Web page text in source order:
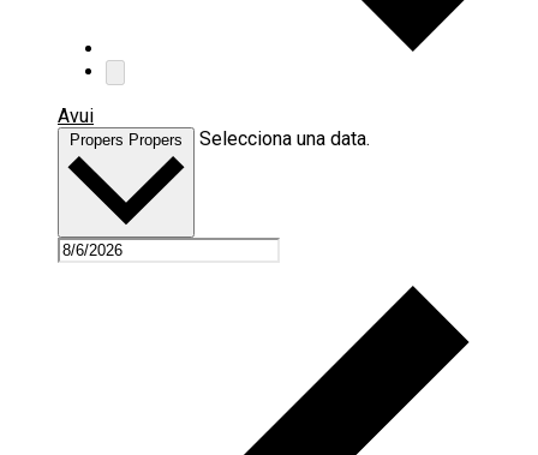
Avui
Propers Propers Selecciona una data.